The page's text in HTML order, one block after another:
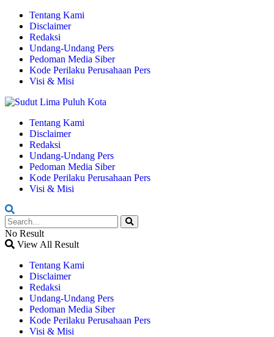
Tentang Kami
Disclaimer
Redaksi
Undang-Undang Pers
Pedoman Media Siber
Kode Perilaku Perusahaan Pers
Visi & Misi
Tentang Kami
Disclaimer
Redaksi
Undang-Undang Pers
Pedoman Media Siber
Kode Perilaku Perusahaan Pers
Visi & Misi
No Result
View All Result
Tentang Kami
Disclaimer
Redaksi
Undang-Undang Pers
Pedoman Media Siber
Kode Perilaku Perusahaan Pers
Visi & Misi